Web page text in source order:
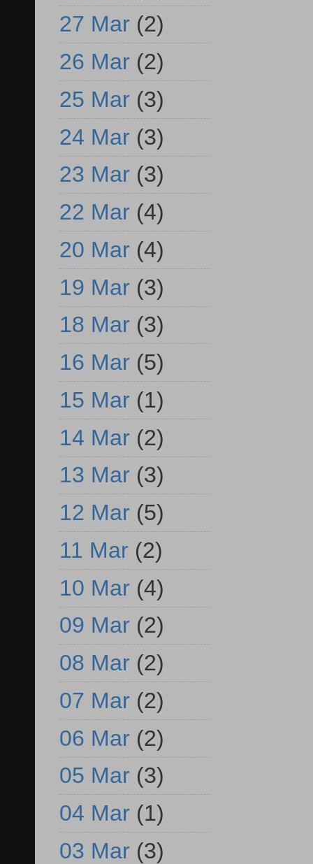
27 Mar (2)
26 Mar (2)
25 Mar (3)
24 Mar (3)
23 Mar (3)
22 Mar (4)
20 Mar (4)
19 Mar (3)
18 Mar (3)
16 Mar (5)
15 Mar (1)
14 Mar (2)
13 Mar (3)
12 Mar (5)
11 Mar (2)
10 Mar (4)
09 Mar (2)
08 Mar (2)
07 Mar (2)
06 Mar (2)
05 Mar (3)
04 Mar (1)
03 Mar (3)